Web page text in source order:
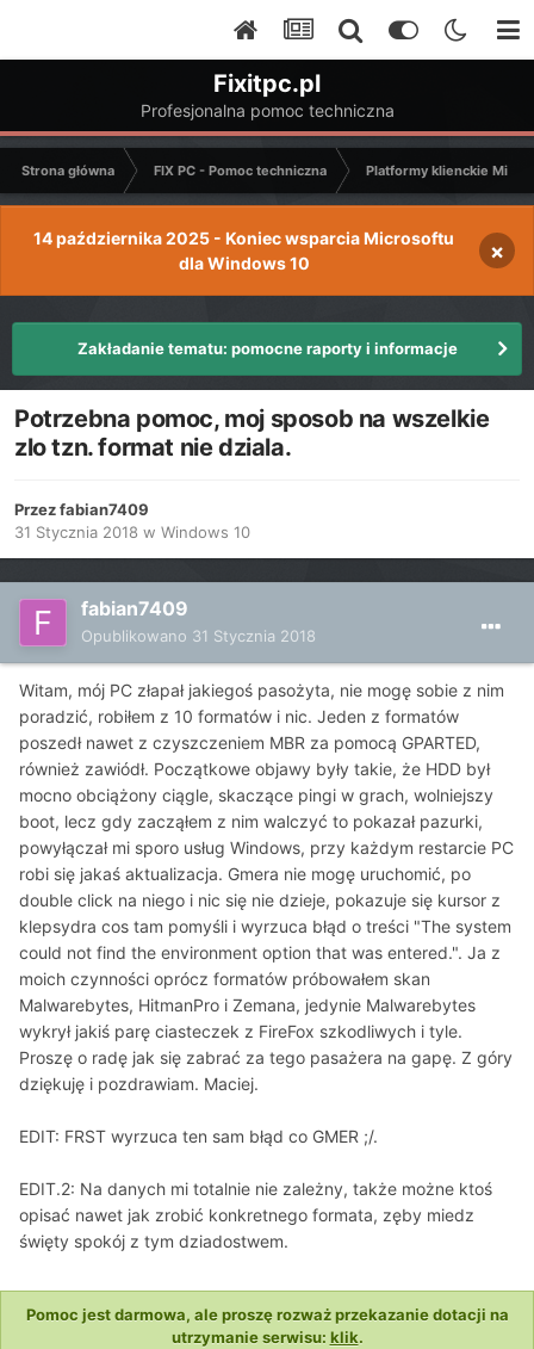
Fixitpc.pl
Profesjonalna pomoc techniczna
Strona główna FIX PC - Pomoc techniczna Platformy klienckie
14 października 2025 - Koniec wsparcia Microsoftu
dla Windows 10
×
Zakładanie tematu: pomocne raporty i informacje
Potrzebna pomoc, moj sposob na wszelkie
zlo tzn. format nie dziala.
Przezfabian7409
31 Stycznia 2018 w Windows 10
fabian7409
Opublikowano 31 Stycznia 2018
Witam, mój PC złapał jakiegoś pasożyta, nie mogę sobie z nim
poradzić, robiłem z 10 formatów i nic. Jeden z formatów
poszedł nawet z czyszczeniem MBR za pomocą GPARTED,
również zawiódł. Początkowe objawy były takie, że HDD był
mocno obciążony ciągle, skaczące pingi w grach, wolniejszy
boot, lecz gdy zacząłem z nim walczyć to pokazał pazurki,
powyłączał mi sporo usług Windows, przy każdym restarcie PC
robi się jakaś aktualizacja. Gmera nie mogę uruchomić, po
double click na niego i nic się nie dzieje, pokazuje się kursor z
klepsydra cos tam pomyśli i wyrzuca błąd o treści "The system
could not find the environment option that was entered.". Ja z
moich czynności oprócz formatów próbowałem skan
Malwarebytes, HitmanPro i Zemana, jedynie Malwarebytes
wykrył jakiś parę ciasteczek z FireFox szkodliwych i tyle.
Proszę o radę jak się zabrać za tego pasażera na gapę. Z góry
dziękuję i pozdrawiam. Maciej.
EDIT: FRST wyrzuca ten sam błąd co GMER ;/.
EDIT.2: Na danych mi totalnie nie zależny, także możne ktoś
opisać nawet jak zrobić konkretnego formata, zęby miedz
święty spokój z tym dziadostwem.
Pomoc jest darmowa, ale proszę rozważ przekazanie dotacji na
utrzymanie serwisu: klik.